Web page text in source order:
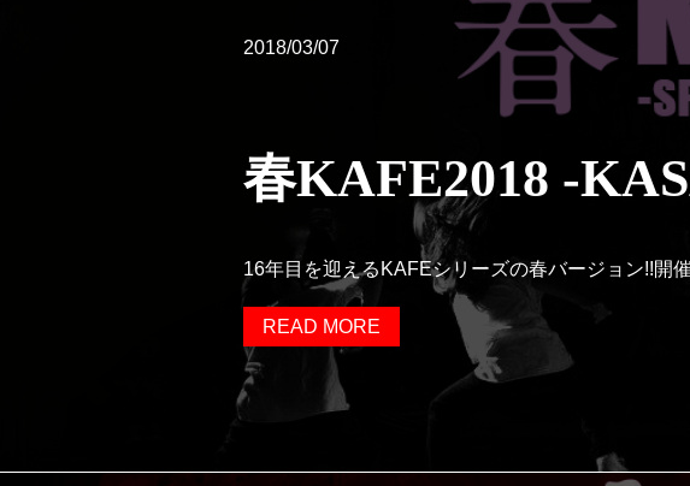
2018/03/07
春KAFE2018 -
16年目を迎えるKAFEシリーズの春バージョン!!開
READ MORE